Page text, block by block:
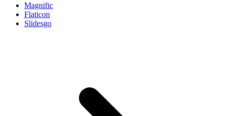
Magnific
Flaticon
Slidesgo